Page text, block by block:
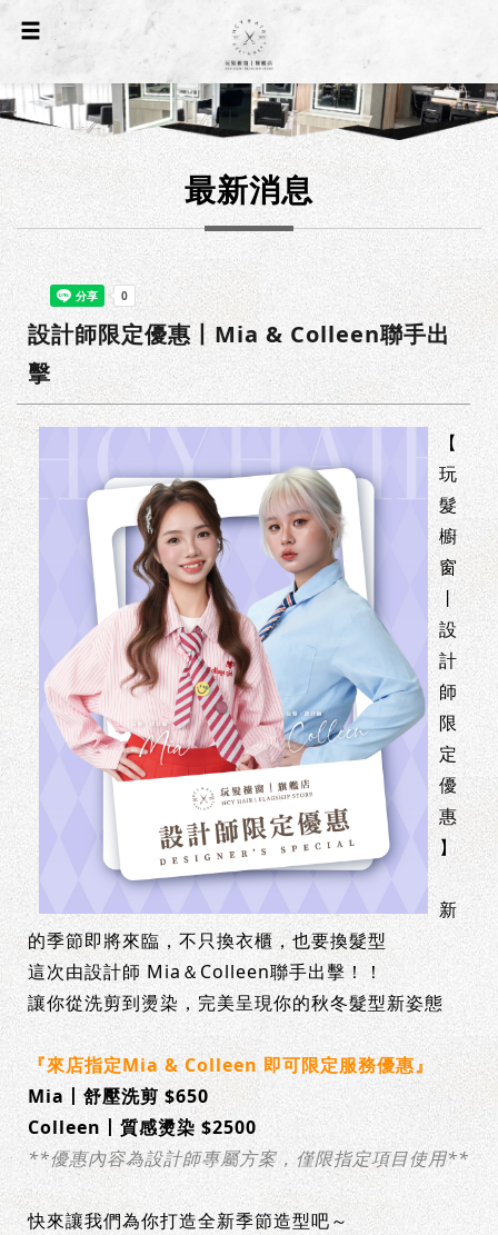
最新消息
設計師限定優惠丨Mia & Colleen聯手出
擊
【
玩
髮
櫥
窗
丨
設
計
師
限
定
優
惠
】
新
的季節即將來臨，不只換衣櫃，也要換髮型
這次由設計師 Mia＆Colleen聯手出擊！！
讓你從洗剪到燙染，完美呈現你的秋冬髮型新姿態
『來店指定Mia & Colleen 即可限定服務優惠』
Mia丨舒壓洗剪 $650
Colleen丨質感燙染 $2500
**優惠內容為設計師專屬方案，僅限指定項目使用**
快來讓我們為你打造全新季節造型吧～